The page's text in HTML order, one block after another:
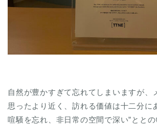
自然が豊かすぎて忘れてしまいますが、
思ったより近く、訪れる価値は十二分に
喧騒を忘れ、非日常の空間で深い”ととの